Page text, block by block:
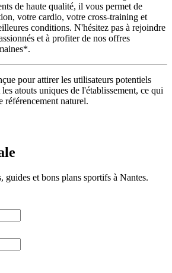
de haute qualité, il vous permet de
votre cardio, votre cross-training et
conditions. N'hésitez pas à rejoindre
et à profiter de nos offres
pour attirer les utilisateurs potentiels
atouts uniques de l'établissement, ce qui
référencement naturel.
guides et bons plans sportifs à Nantes.